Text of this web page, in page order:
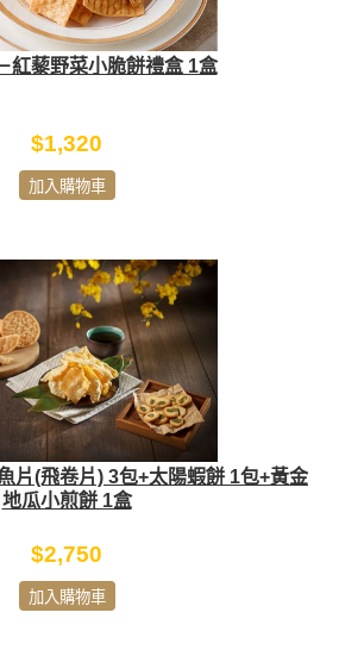
紅藜野菜小脆餅禮盒 1盒
$1,320
加入購物車
片(飛卷片) 3包+太陽蝦餅 1包+黃金
地瓜小煎餅 1盒
$2,750
加入購物車